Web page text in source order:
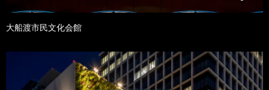
大船渡市民文化会館